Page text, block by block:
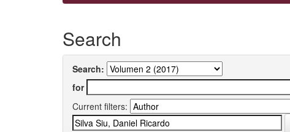
Search
Search:
for
Current filters: